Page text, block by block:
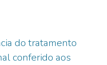
a partir das
constitucional. Parte-se da
recursal do
prevista na legislação
do tratamento
conferido aos